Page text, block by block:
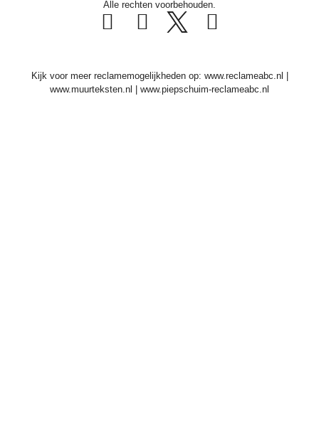
Alle rechten voorbehouden.
Kijk voor meer reclamemogelijkheden op: www.reclameabc.nl
www.muurteksten.nl
www.piepschuim-reclameabc.nl